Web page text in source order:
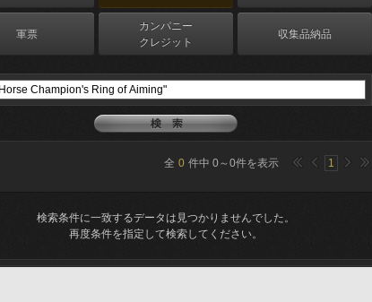
軍票
カンパニー
クレジット
収集品納品
全 0 件中 0～0件を表示 1
検索条件に一致するデータは見つかりませんでした。
再度条件を指定して検索してください。